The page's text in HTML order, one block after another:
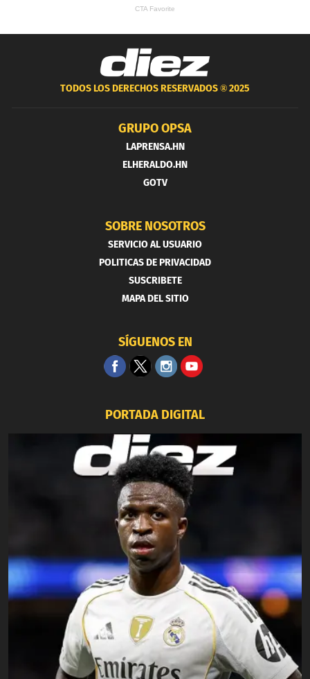
TODOS LOS DERECHOS RESERVADOS ®2025
GRUPO OPSA
LAPRENSA.HN
ELHERALDO.HN
GOTV
SOBRE NOSOTROS
SERVICIO AL USUARIO
POLITICAS DE PRIVACIDAD
SUSCRIBETE
MAPA DEL SITIO
SÍGUENOS EN
PORTADA DIGITAL